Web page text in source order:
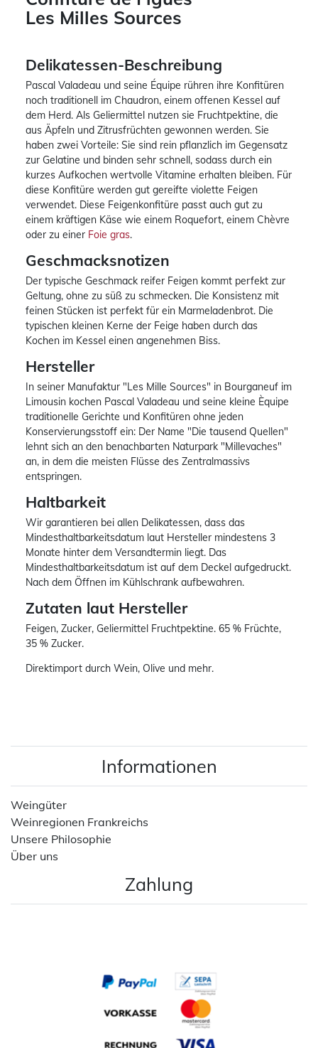
Les Milles Sources
Delikatessen-Beschreibung
Pascal Valadeau und seine Équipe rühren ihre Konfitüren
noch traditionell im Chaudron, einem offenen Kessel auf
dem Herd. Als Geliermittel nutzen sie Fruchtpektine, die
aus Äpfeln und Zitrusfrüchten gewonnen werden. Sie
haben zwei Vorteile: Sie sind rein pflanzlich im Gegensatz
zur Gelatine und binden sehr schnell, sodass durch ein
kurzes Aufkochen wertvolle Vitamine erhalten bleiben. Für
diese Konfitüre werden gut gereifte violette Feigen
verwendet. Diese Feigenkonfitüre passt auch gut zu
einem kräftigen Käse wie einem Roquefort, einem Chèvre
oder zu einer Foie gras.
Geschmacksnotizen
Der typische Geschmack reifer Feigen kommt perfekt zur
Geltung, ohne zu süß zu schmecken. Die Konsistenz mit
feinen Stücken ist perfekt für ein Marmeladenbrot. Die
typischen kleinen Kerne der Feige haben durch das
Kochen im Kessel einen angenehmen Biss.
Hersteller
In seiner Manufaktur "Les Mille Sources" in Bourganeuf im
Limousin kochen Pascal Valadeau und seine kleine Èquipe
traditionelle Gerichte und Konfitüren ohne jeden
Konservierungsstoff ein: Der Name "Die tausend Quellen"
lehnt sich an den benachbarten Naturpark "Millevaches"
an, in dem die meisten Flüsse des Zentralmassivs
entspringen.
Haltbarkeit
Wir garantieren bei allen Delikatessen, dass das
Mindesthaltbarkeitsdatum laut Hersteller mindestens 3
Monate hinter dem Versandtermin liegt. Das
Mindesthaltbarkeitsdatum ist auf dem Deckel aufgedruckt.
Nach dem Öffnen im Kühlschrank aufbewahren.
Zutaten laut Hersteller
Feigen, Zucker, Geliermittel Fruchtpektine. 65 % Früchte,
35 % Zucker.
Direktimport durch Wein, Olive und mehr.
Informationen
Weingüter
Weinregionen Frankreichs
Unsere Philosophie
Über uns
Zahlung